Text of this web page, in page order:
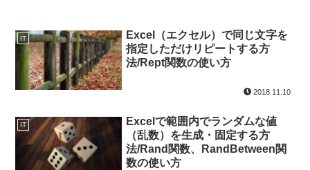
IT
Excel（エクセル）で同じ文字を
指定しただけリピートする方
法/Rept関数の使い方
2018.11.10
IT
Excelで範囲内でランダムな値
（乱数）を生成・固定する方
法/Rand関数、RandBetween関
数の使い方